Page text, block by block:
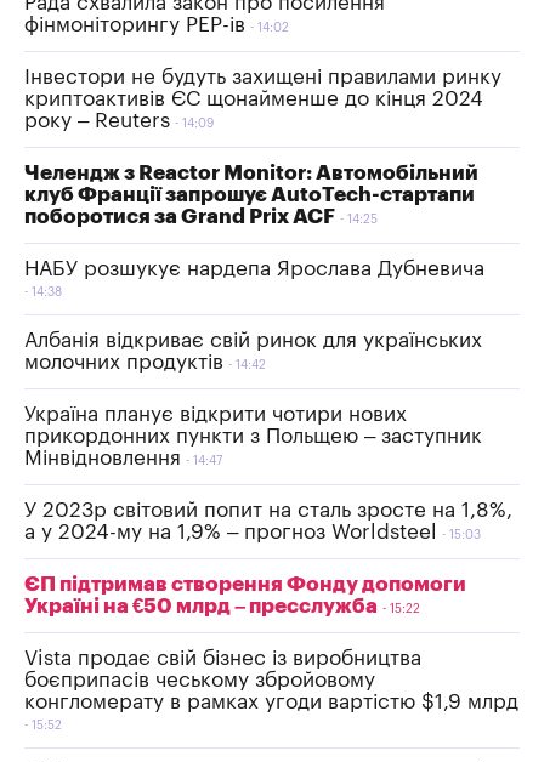
фінмоніторингу PEP-ів
14:02
Інвестори не будуть захищені правилами ринку
криптоактивів ЄС щонайменше до кінця 2024
року – Reuters
14:09
Челендж з Reactor Monitor: Автомобільний
клуб Франції запрошує AutoTech-стартапи
поборотися за Grand Prix ACF
14:25
НАБУ розшукує нардепа Ярослава Дубневича
14:38
Албанія відкриває свій ринок для українських
молочних продуктів
14:42
Україна планує відкрити чотири нових
прикордонних пункти з Польщею – заступник
Мінвідновлення
14:47
У 2023р світовий попит на сталь зросте на 1,8%,
а у 2024-му на 1,9% – прогноз Worldsteel
15:03
ЄП підтримав створення Фонду допомоги
Україні на €50 млрд – пресслужба
15:22
Vista продає свій бізнес із виробництва
боєприпасів чеському збройовому
конгломерату в рамках угоди вартістю $1,9 млрд
15:52